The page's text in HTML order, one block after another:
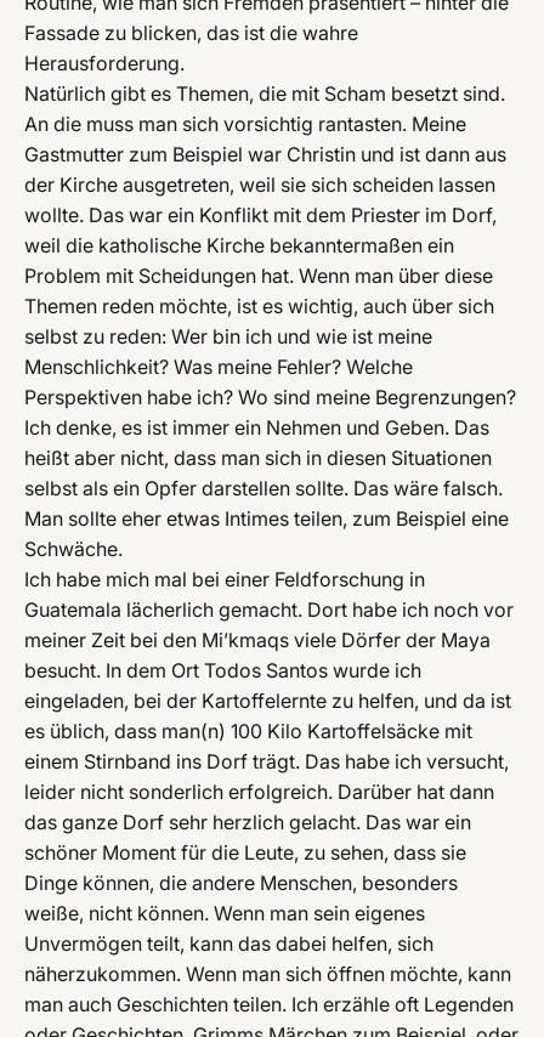
Fassade zu blicken, das ist die wahre
Herausforderung.
Natürlich gibt es Themen, die mit Scham besetzt sind.
An die muss man sich vorsichtig rantasten. Meine
Gastmutter zum Beispiel war Christin und ist dann aus
der Kirche ausgetreten, weil sie sich scheiden lassen
wollte. Das war ein Konflikt mit dem Priester im Dorf,
weil die katholische Kirche bekanntermaßen ein
Problem mit Scheidungen hat. Wenn man über diese
Themen reden möchte, ist es wichtig, auch über sich
selbst zu reden: Wer bin ich und wie ist meine
Menschlichkeit? Was meine Fehler? Welche
Perspektiven habe ich? Wo sind meine Begrenzungen?
Ich denke, es ist immer ein Nehmen und Geben. Das
heißt aber nicht, dass man sich in diesen Situationen
selbst als ein Opfer darstellen sollte. Das wäre falsch.
Man sollte eher etwas Intimes teilen, zum Beispiel eine
Schwäche.
Ich habe mich mal bei einer Feldforschung in
Guatemala lächerlich gemacht. Dort habe ich noch vor
meiner Zeit bei den Mi’kmaqs viele Dörfer der Maya
besucht. In dem Ort Todos Santos wurde ich
eingeladen, bei der Kartoffelernte zu helfen, und da ist
es üblich, dass man(n) 100 Kilo Kartoffelsäcke mit
einem Stirnband ins Dorf trägt. Das habe ich versucht,
leider nicht sonderlich erfolgreich. Darüber hat dann
das ganze Dorf sehr herzlich gelacht. Das war ein
schöner Moment für die Leute, zu sehen, dass sie
Dinge können, die andere Menschen, besonders
weiße, nicht können. Wenn man sein eigenes
Unvermögen teilt, kann das dabei helfen, sich
näherzukommen. Wenn man sich öffnen möchte, kann
man auch Geschichten teilen. Ich erzähle oft Legenden